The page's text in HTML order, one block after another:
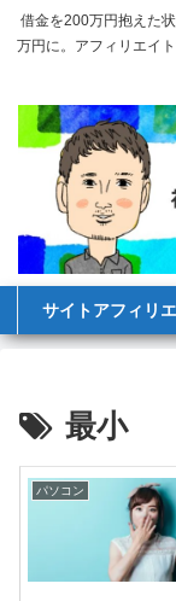
借金を200万円抱えた
万円に。アフィリエイ
サイトアフィリ
最小
パソコン